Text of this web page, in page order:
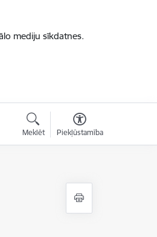
mediju sīkdatnes.
Meklēt Piekļūstamība